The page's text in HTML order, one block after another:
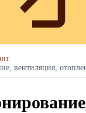
вентиляция,